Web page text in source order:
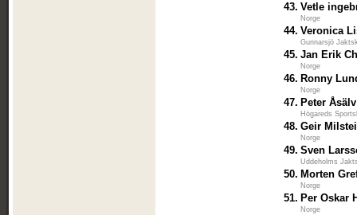
43. Vetle
Norge
44. Veronica
Gunnarsjö
45. Jan Erik
Norge
46. Ronny
Norge
47. Peter Åsälv
Högareds
48. Geir
Norge
49. Sven
Uddeholms
50. Morten
Norge
51. Per Oskar
Norge